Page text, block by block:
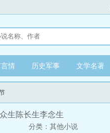
情 历史军事 文学名著
生陈长生李念生
分类：其他小说